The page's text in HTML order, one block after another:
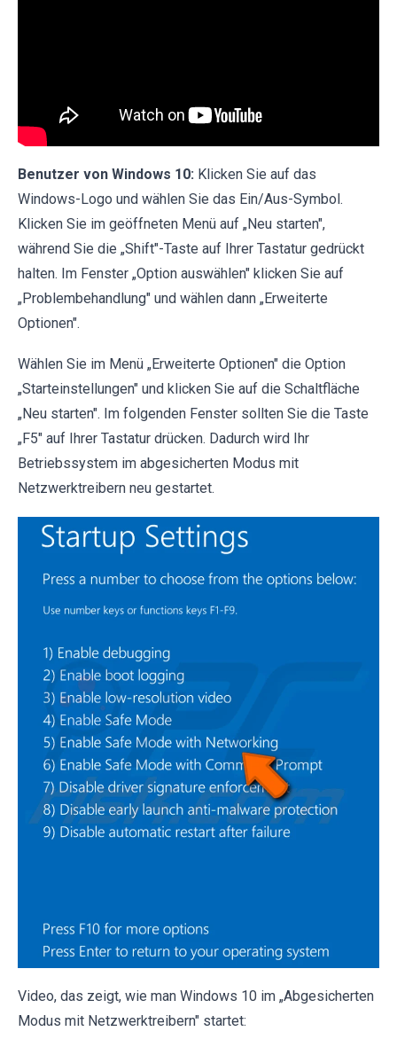
Benutzer von Windows 10: Klicken Sie auf das
Windows-Logo und wählen Sie das Ein/Aus-Symbol.
Klicken Sie im geöffneten Menü auf „Neu starten",
während Sie die „Shift"-Taste auf Ihrer Tastatur gedrückt
halten. Im Fenster „Option auswählen" klicken Sie auf
„Problembehandlung" und wählen dann „Erweiterte
Optionen".
Wählen Sie im Menü „Erweiterte Optionen" die Option
„Starteinstellungen" und klicken Sie auf die Schaltfläche
„Neu starten". Im folgenden Fenster sollten Sie die Taste
„F5" auf Ihrer Tastatur drücken. Dadurch wird Ihr
Betriebssystem im abgesicherten Modus mit
Netzwerktreibern neu gestartet.
Video, das zeigt, wie man Windows 10 im „Abgesicherten
Modus mit Netzwerktreibern" startet: